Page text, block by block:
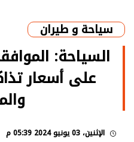
سياحة و طيران
السياحة:
على أسعار
الإثنين، 03 يونيو 2024 05:39 م